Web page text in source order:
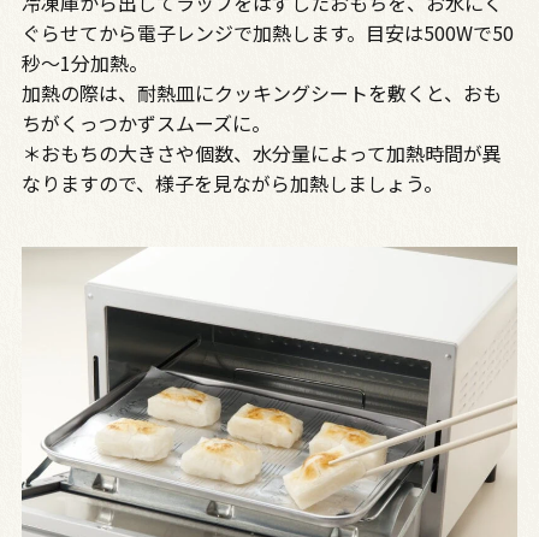
ぐらせてから電子レンジで加熱します。目安は500Wで50
秒～1分加熱。
加熱の際は、耐熱皿にクッキングシートを敷くと、おも
ちがくっつかずスムーズに。
＊おもちの大きさや個数、水分量によって加熱時間が異
なりますので、様子を見ながら加熱しましょう。